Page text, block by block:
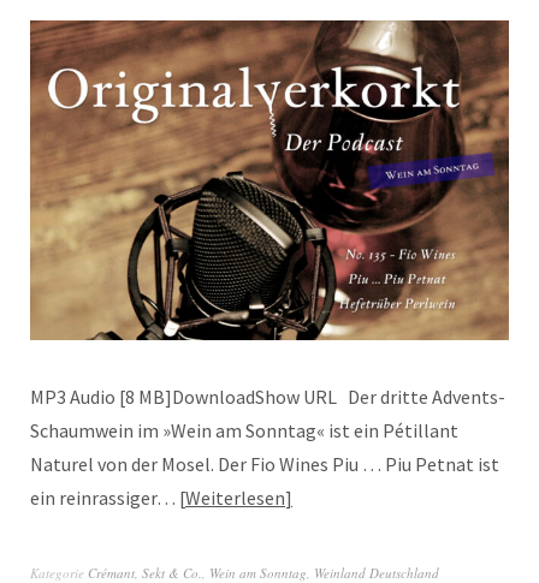
MP3 Audio [8 MB]DownloadShow URL Der dritte Advents-
Schaumwein im »Wein am Sonntag« ist ein Pétillant
Naturel von der Mosel. Der Fio Wines Piu … Piu Petnat ist
ein reinrassiger… Weiterlesen
Kategorie Crémant, Sekt & Co. Wein am Sonntag Weinland Deutschland